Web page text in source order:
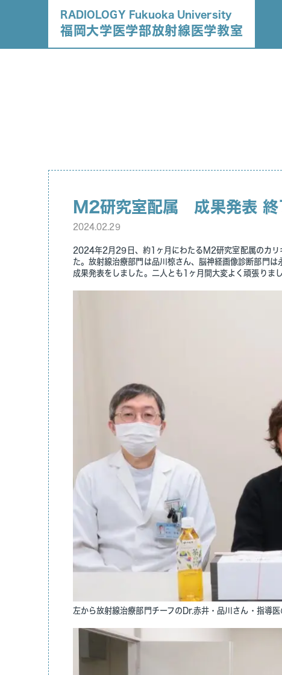
RADIOLOGY Fukuoka University
福岡大学医学部放射線医学教室
M2研究室配属 成果発表 終
2024.02.29
2024年2月29日、約1ヶ月にわたるM2研究室配属のカリ
た。放射線治療部門は品川椋さん、脳神経画像診断部門
成果発表をしました。二人とも1ヶ月間大変よく頑張りま
左から放射線治療部門チーフのDr.赤井・品川さん・指導医